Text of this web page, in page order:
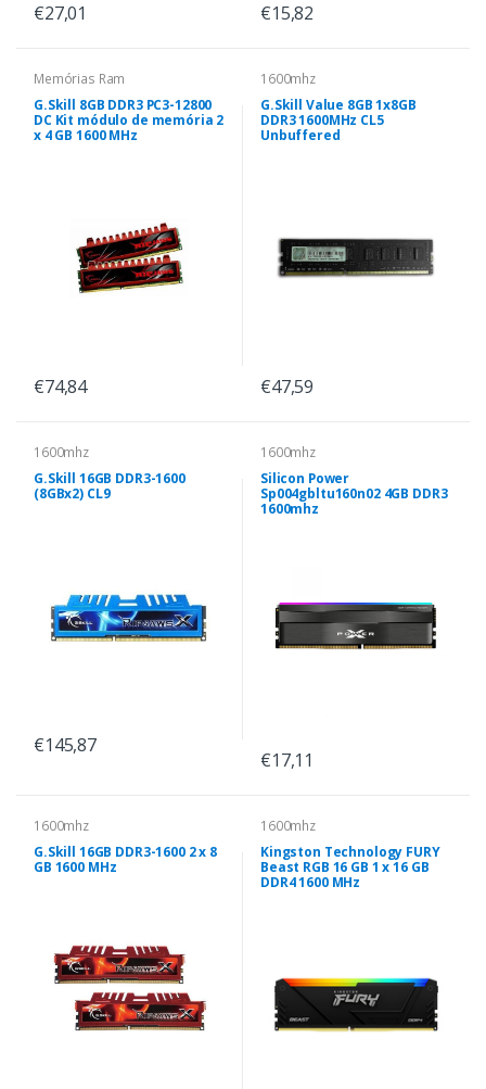
€27,01 €15,82
Memórias Ram
G.Skill 8GB DDR3 PC3-12800
DC Kit módulo de memória 2
x 4 GB 1600 MHz
€74,84
1600mhz
G.Skill Value 8GB 1x8GB
DDR3 1600MHz CL5
Unbuffered
€47,59
1600mhz
G.Skill 16GB DDR3-1600
(8GBx2) CL9
€145,87
1600mhz
Silicon Power
Sp004gbltu160n02 4GB DDR3
1600mhz
€17,11
1600mhz
G.Skill 16GB DDR3-1600 2 x 8
GB 1600 MHz
1600mhz
Kingston Technology FURY
Beast RGB 16 GB 1 x 16 GB
DDR4 1600 MHz